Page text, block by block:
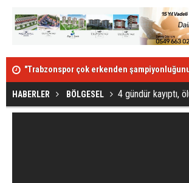
"Trabzonspor çok erkenden
edebilirdi"
HABERLER BÖLGESEL 4 gündür kayıptı,